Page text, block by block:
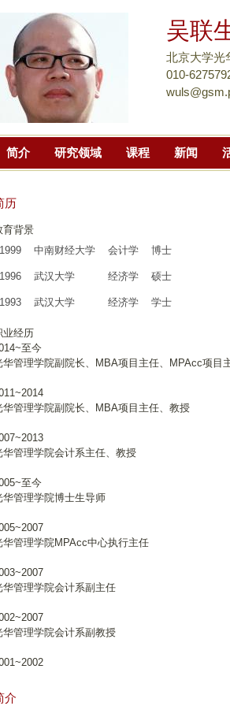
吴联
北京大学光
010-
简介 研究领域 课程 新闻
历
育背景
1999
中南财经大学 会计学 博士
1996 武汉大学 经济学 硕士
1993 武汉大学 经济学 学士
业经历
至今
华管理学院副院长、MBA项目主任、MPAcc项目
华管理学院副院长、MBA项目主任、教授
华管理学院会计系主任、教授
至今
华管理学院博士生导师
华管理学院MPAcc中心执行主任
华管理学院会计系副主任
华管理学院会计系副教授
介